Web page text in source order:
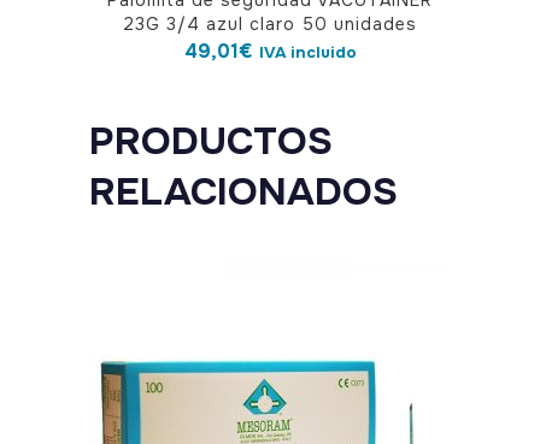
23G 3/4 azul claro 50 unidades
49,01€ IVA incluido
PRODUCTOS
RELACIONADOS